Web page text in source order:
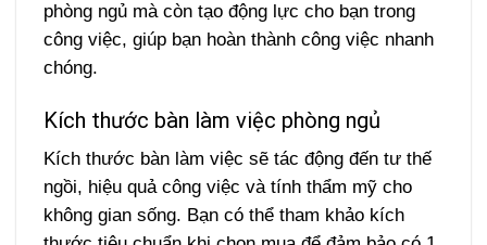
phòng ngủ mà còn tạo động lực cho bạn trong
công việc, giúp bạn hoàn thành công việc nhanh
chóng.
Kích thước bàn làm việc phòng ngủ
Kích thước bàn làm việc sẽ tác động đến tư thế
ngồi, hiệu quả công việc và tính thẩm mỹ cho
không gian sống. Bạn có thể tham khảo kích